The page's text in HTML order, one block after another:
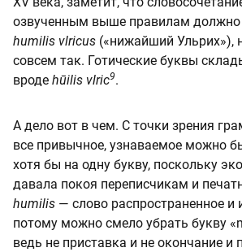
озвученным выше правилам должно
humilis vlricus («нижайший Ульрих»),
совсем так. Готические буквы
вроде hūilis vlric9.
А дело вот в чем. С точки зрения
все привычное, узнаваемое можно
хотя бы на одну букву, поскольку
давала покоя переписчикам и
humilis — слово распространенное и
потому можно смело убрать букву
ведь не приставка и не окончание и